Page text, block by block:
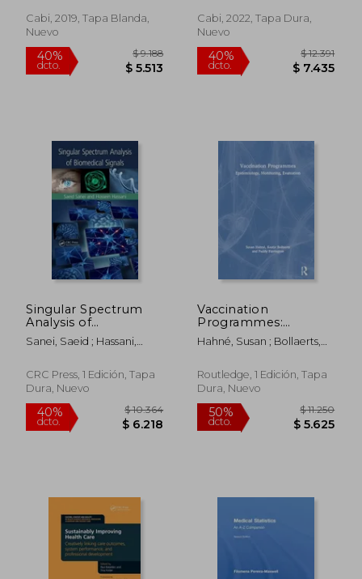
Cabi, 2019, Tapa Blanda,
Nuevo
40%
dcto.
Inglés)
Cabi, 2022, Tapa Dura,
Nuevo
40%
dcto.
Singular Spectrum
Analysis of
Biomedical Signals
(en Inglés)
Sanei, Saeid ; Hassani,
CRC Press, 1 Edición, Tapa
Dura, Nuevo
Vaccination
Programmes:
Epidemiology,
Monitoring,
Hahné, Susan ; Bollaerts,
Routledge, 1 Edición, Tapa
Dura, Nuevo